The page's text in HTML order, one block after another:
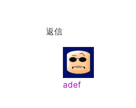
返信
adef